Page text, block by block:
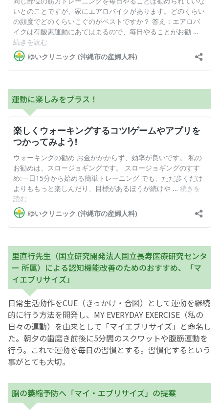
運動に楽しみをプラス！
里直行先生（国立研究開発法人国立長寿医療研究センタ
ー 所属）による認知機能改善のためのおすすめ、「マ
イエブリサイズ」
日常生活動作をCUE（きっかけ・合図）として運動を継続
的に行う方法を開発し、MY EVERYDAY EXERCISE（私の
日々の運動）を由来として「マイエブリサイズ」と命名し
た。朝夕の歯磨き前後に5分間のスクワットや腹筋運動を
行う。これで運動を毎日の習慣とする。習慣化するという
事がとても大切。
脳の萎縮予防へ「マイ・エブリサイズ」の提案